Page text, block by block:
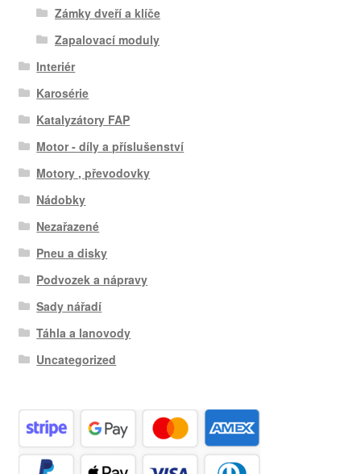
Zámky dveří a klíče
Zapalovací moduly
Interiér
Karosérie
Katalyzátory FAP
Motor - díly a příslušenství
Motory , převodovky
Nádobky
Nezařazené
Pneu a disky
Podvozek a nápravy
Sady nářadí
Táhla a lanovody
Uncategorized